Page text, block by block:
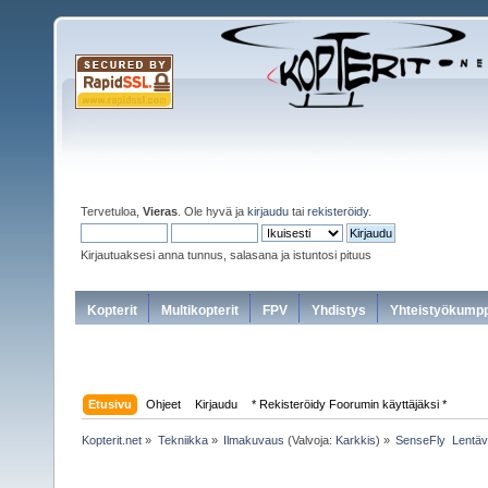
Tervetuloa, Vieras . Ole hyvä ja kirjaudu tai rekisteröidy.
Kirjautuaksesi anna tunnus, salasana ja istuntosi pituus
Kopterit Multikopterit FPV Yhdistys
Etusivu Ohjeet Kirjaudu * Rekisteröidy Foorumin käyttäjäksi *
Kopterit.net » Tekniikka» Ilmakuvaus (Valvoja: Karkkis) » SenseFly